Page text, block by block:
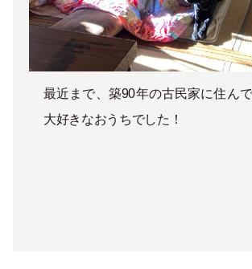
最近まで、築90年の古民家に住んで
大好きなおうちでした！